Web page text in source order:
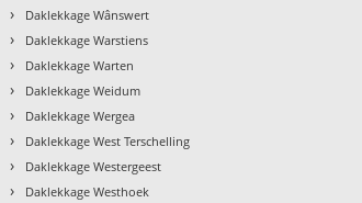
› Daklekkage Wânswert
› Daklekkage Warstiens
› Daklekkage Warten
› Daklekkage Weidum
› Daklekkage Wergea
› Daklekkage West Terschelling
› Daklekkage Westergeest
› Daklekkage Westhoek